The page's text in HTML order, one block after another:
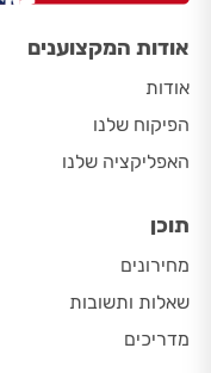
אודות המקצוענים
אודות
הפיקוח שלנו
האפליקציה שלנו
תוכן
מחירונים
שאלות ותשובות
מדריכים